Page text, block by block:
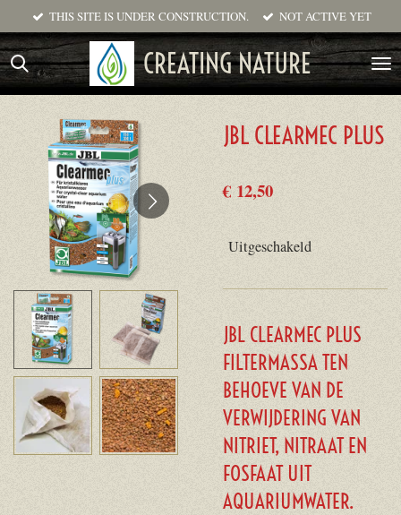
direct
naar
de
CREATING NATURE
THIS SITE IS UNDER CONSTRUCTION. NOT ACTIVE YET
JBL CLEARMEC PLUS
€ 12,50
Uitgeschakeld
JBL CLEARMEC PLUS
FILTERMASSA TEN
BEHOEVE VAN DE
VERWIJDERING VAN
NITRIET, NITRAAT EN
FOSFAAT UIT
AQUARIUMWATER.